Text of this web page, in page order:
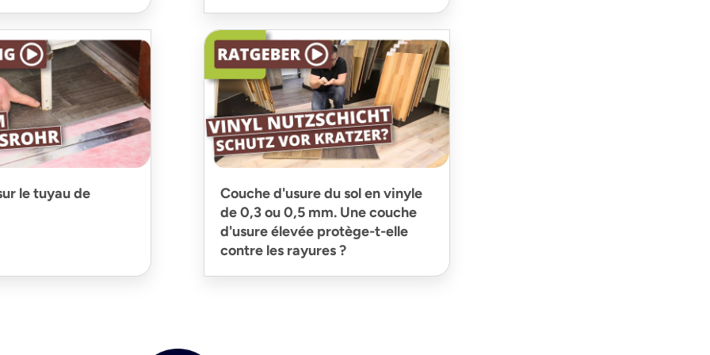
le tuyau de
Couche d'usure du sol en vinyle
de 0,3 ou 0,5 mm. Une couche
d'usure élevée protège-t-elle
contre les rayures ?